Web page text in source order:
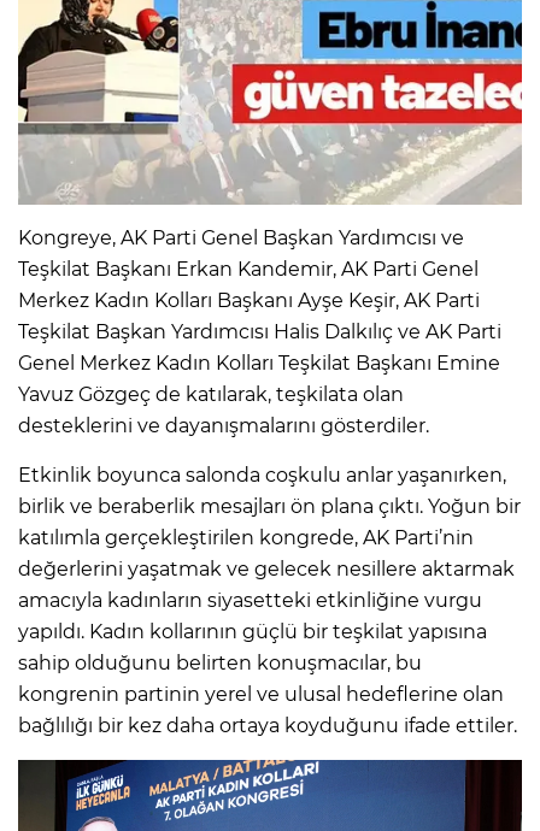
Kongreye, AK Parti Genel Başkan Yardımcısı ve
Teşkilat Başkanı Erkan Kandemir, AK Parti Genel
Merkez Kadın Kolları Başkanı Ayşe Keşir, AK Parti
Teşkilat Başkan Yardımcısı Halis Dalkılıç ve AK Parti
Genel Merkez Kadın Kolları Teşkilat Başkanı Emine
Yavuz Gözgeç de katılarak, teşkilata olan
desteklerini ve dayanışmalarını gösterdiler.
Etkinlik boyunca salonda coşkulu anlar yaşanırken,
birlik ve beraberlik mesajları ön plana çıktı. Yoğun bir
katılımla gerçekleştirilen kongrede, AK Parti’nin
değerlerini yaşatmak ve gelecek nesillere aktarmak
amacıyla kadınların siyasetteki etkinliğine vurgu
yapıldı. Kadın kollarının güçlü bir teşkilat yapısına
sahip olduğunu belirten konuşmacılar, bu
kongrenin partinin yerel ve ulusal hedeflerine olan
bağlılığı bir kez daha ortaya koyduğunu ifade ettiler.